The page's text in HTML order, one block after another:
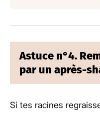
Astuce n°4.
par un après-
Si tes racines